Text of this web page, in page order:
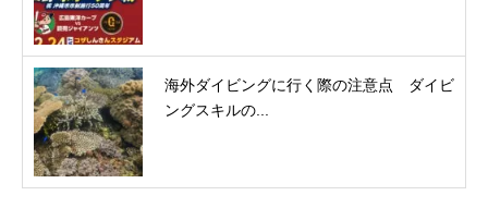
海外ダイビングに行く際の注意点 ダイビ
ングスキルの...